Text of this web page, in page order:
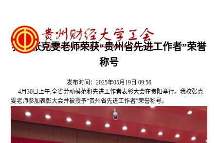
我校张克雯老师荣获“贵州省先进工作者”荣誉
称号
发布时间：2025年05月19日 09:56
4月30日上午,全省劳动模范和先进工作者表彰大会在贵阳举行。我校张克
雯老师参加表彰大会并被授予“贵州省先进工作者”荣誉称号。